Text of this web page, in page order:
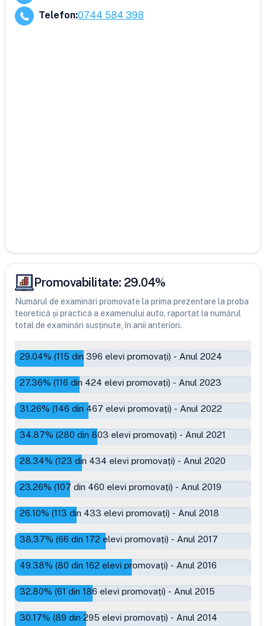
Telefon:0744 584 398
Promovabilitate: 29.04%
Numărul de examinări promovate la prima prezentare la proba
teoretică și practică a examenului auto, raportat la numărul
total de examinări susținute, în anii anteriori.
29.04% (115 din 396 elevi promovați) - Anul 2024
27.36% (116 din 424 elevi promovați) - Anul 2023
31.26% (146 din 467 elevi promovați) - Anul 2022
34.87% (280 din 803 elevi promovați) - Anul 2021
28.34% (123 din 434 elevi promovați) - Anul 2020
23.26% (107 din 460 elevi promovați) - Anul 2019
26.10% (113 din 433 elevi promovați) - Anul 2018
38.37% (66 din 172 elevi promovați) - Anul 2017
49.38% (80 din 162 elevi promovați) - Anul 2016
32.80% (61 din 186 elevi promovați) - Anul 2015
30.17% (89 din 295 elevi promovați) - Anul 2014